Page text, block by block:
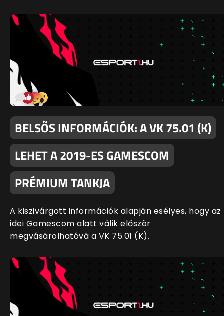
BELSŐS INFORMÁCIÓK: A VK 75.01 (K)
LEHET A 2019-ES GAMESCOM
PRÉMIUM TANKJA
A kiszivárgott információk alapján esélyes, hogy az
idei Gamescom alatt válik először
megvásárolhatóvá a VK 75.01 (K).